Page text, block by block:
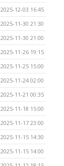
2025-12-03 16:45
2025-11-30 21:30
2025-11-30 21:00
2025-11-26 19:15
2025-11-25 15:00
2025-11-24 02:00
2025-11-21 00:35
2025-11-18 15:00
2025-11-17 23:00
2025-11-15 14:30
2025-11-15 14:00